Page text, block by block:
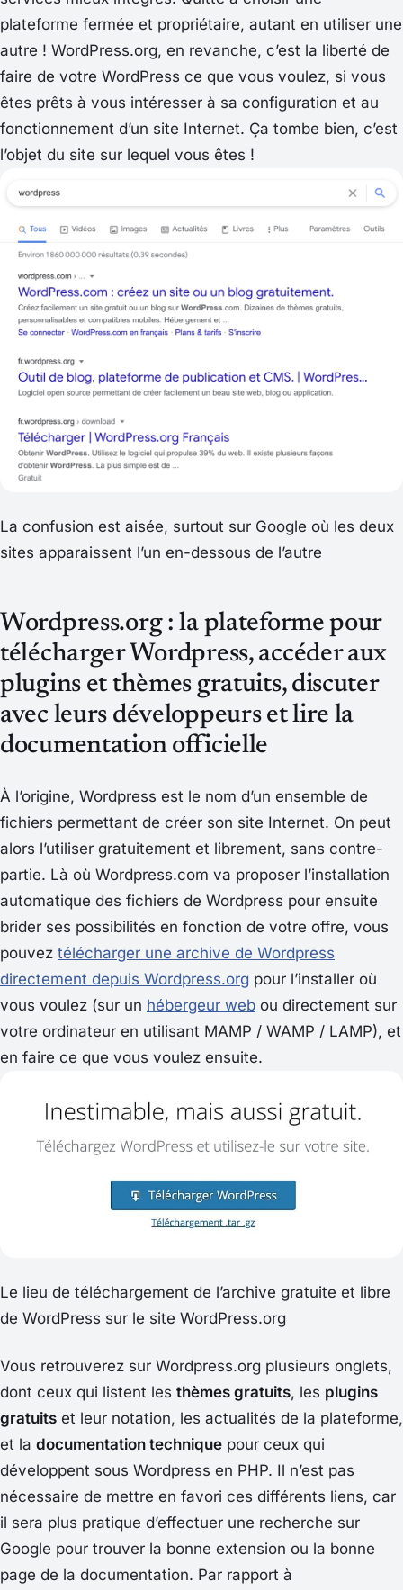
plateforme fermée et propriétaire, autant en utiliser une
autre ! WordPress.org, en revanche, c’est la liberté de
faire de votre WordPress ce que vous voulez, si vous
êtes prêts à vous intéresser à sa configuration et au
fonctionnement d’un site Internet. Ça tombe bien, c’est
l’objet du site sur lequel vous êtes !
La confusion est aisée, surtout sur Google où les deux
sites apparaissent l’un en-dessous de l’autre
Wordpress.org : la plateforme pour
télécharger Wordpress, accéder aux
plugins et thèmes gratuits, discuter
avec leurs développeurs et lire la
documentation officielle
À l’origine, Wordpress est le nom d’un ensemble de
fichiers permettant de créer son site Internet. On peut
alors l’utiliser gratuitement et librement, sans contre-
partie. Là où Wordpress.com va proposer l’installation
automatique des fichiers de Wordpress pour ensuite
brider ses possibilités en fonction de votre offre, vous
pouvez télécharger une archive de Wordpress
directement depuis Wordpress.org pour l’installer où
vous voulez (sur un hébergeur web ou directement sur
votre ordinateur en utilisant MAMP / WAMP / LAMP), et
en faire ce que vous voulez ensuite.
Le lieu de téléchargement de l’archive gratuite et libre
de WordPress sur le site WordPress.org
Vous retrouverez sur Wordpress.org plusieurs onglets,
dont ceux qui listent les thèmes gratuits, les plugins
gratuits et leur notation, les actualités de la plateforme,
et la documentation technique pour ceux qui
développent sous Wordpress en PHP. Il n’est pas
nécessaire de mettre en favori ces différents liens, car
il sera plus pratique d’effectuer une recherche sur
Google pour trouver la bonne extension ou la bonne
page de la documentation. Par rapport à